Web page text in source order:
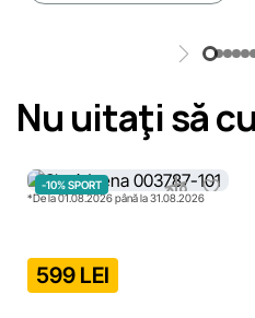
Nu uitaţi să
-10% SPORT
*De la 01.08.2026 până la 31.08.2026
599 LEI